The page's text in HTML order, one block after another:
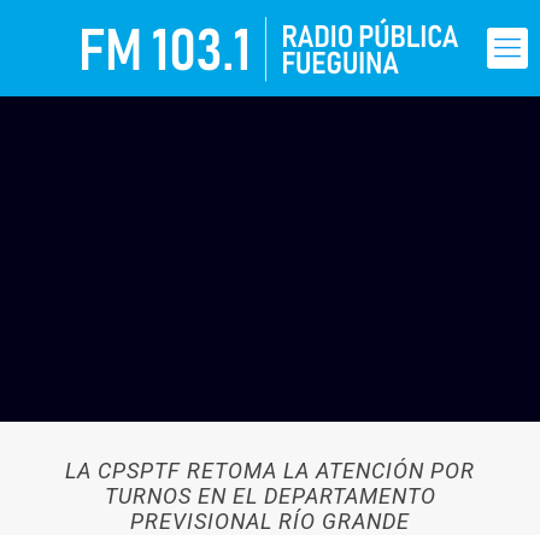
LA CPSPTF RETOMA LA ATENCIÓN POR
TURNOS EN EL DEPARTAMENTO
PREVISIONAL RÍO GRANDE